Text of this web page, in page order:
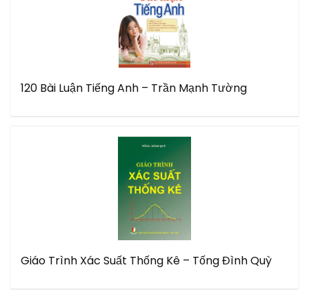
120 Bài Luận Tiếng Anh – Trần Mạnh Tường
Giáo Trình Xác Suất Thống Kê – Tống Đình Quỳ